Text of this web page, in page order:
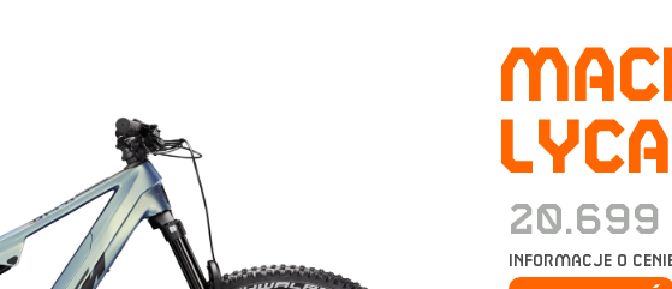
informacje o
20.699